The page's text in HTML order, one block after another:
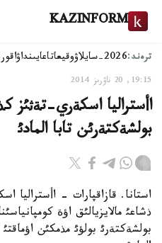
KAZINFORM
ترەند:2026-سايلاۋ وقيعاتاعايىنداۋ
19:15, 20 ناۋرىز 2014
اأستراليا اسكةري-
بولشةكتةرئن تابا المادئ
ذشاعئ مالايزيالئق اؤة
بولشةكتةرئ بولؤئ مذمكئن